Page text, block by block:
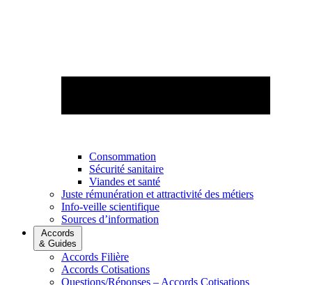
Consommation
Sécurité sanitaire
Viandes et santé
Juste rémunération et attractivité des métiers
Info-veille scientifique
Sources d’information
Accords
& Guides
Accords Filière
Accords Cotisations
Questions/Réponses – Accords Cotisations